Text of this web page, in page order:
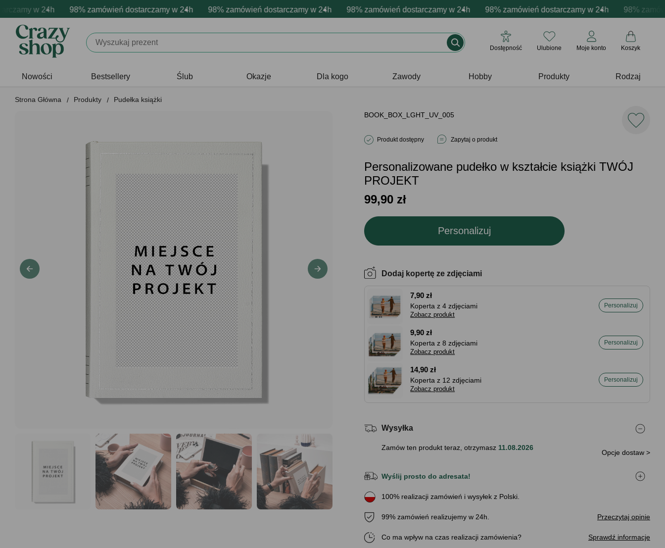
w 24h 98% zamówień dostarczamy w 24h 98% zamówień dostarczamy w 24h 98% zamówień dostarczamy w 24h 98% zamówień dostarczamy w 24h 98% zamówień
personalizacja produktów Profesjonalna i darmowa personalizacja produktów Profesjonalna i darmowa personalizacja produktów Profesjonalna i darmowa personalizacja
emocje - zawsze udane prezenty Prezentujemy pozytywne emocje - zawsze udane prezenty Prezentujemy pozytywne emocje - zawsze udane prezenty Prezentujemy
Dostępność Ulubione Moje konto Koszyk
Nowości Bestsellery Ślub Okazje Dla kogo Zawody Hobby Produkty Rodzaj
Strona Główna Produkty
Pudełka książki
BOOK_BOX_LGHT_UV_005
Produkt dostępny Zapytaj o produkt
Personalizowane pudełko w kształcie książki TWÓJ
PROJEKT
99,90 zł
Personalizuj
Dodaj kopertę ze zdjęciami
7,90 zł
Koperta z 4 zdjęciami
Zobacz produkt
Personalizuj
9,90 zł
Koperta z 8 zdjęciami
Zobacz produkt
Personalizuj
14,90 zł
Koperta z 12 zdjęciami
Zobacz produkt
Personalizuj
Wysyłka
Zamów ten produkt teraz, otrzymasz 11.08.2026
Opcje dostaw >
Wyślij prosto do adresata!
100% realizacji zamówień i wysyłek z Polski.
99% zamówień realizujemy w 24h. Przeczytaj opinie
Co ma wpływ na czas realizacji zamówienia Sprawdź informacje